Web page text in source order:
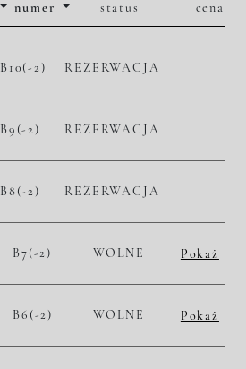
numer status cena
B10(-2) REZERWACJA
B9(-2) REZERWACJA
B8(-2) REZERWACJA
B7(-2) WOLNE
Pokaż
B6(-2) WOLNE
Pokaż